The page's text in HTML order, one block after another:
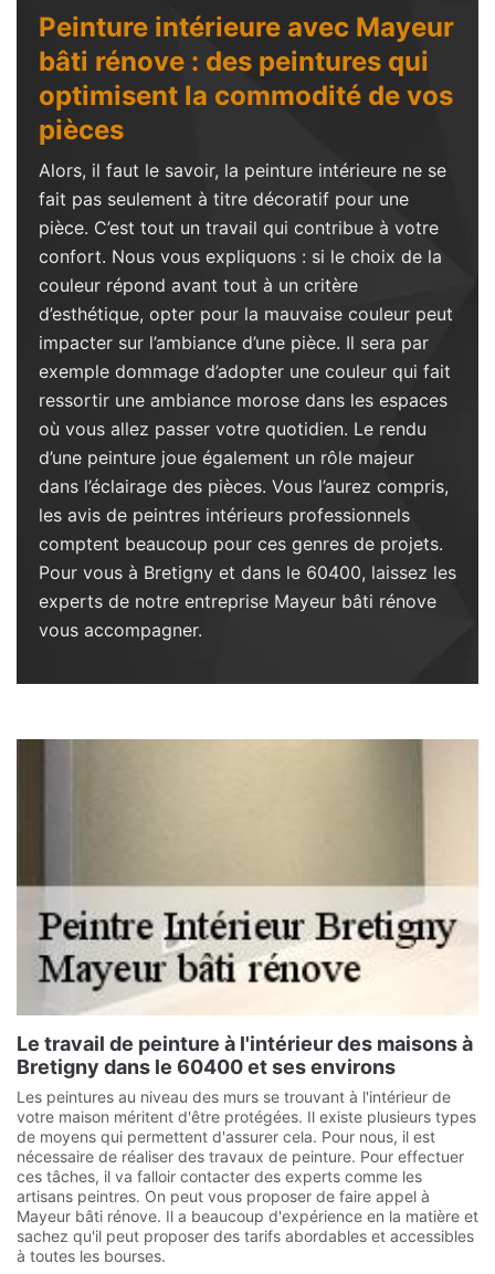
Peinture intérieure avec Mayeur
bâti rénove : des peintures qui
optimisent la commodité de vos
pièces
Alors, il faut le savoir, la peinture intérieure ne se
fait pas seulement à titre décoratif pour une
pièce. C’est tout un travail qui contribue à votre
confort. Nous vous expliquons : si le choix de la
couleur répond avant tout à un critère
d’esthétique, opter pour la mauvaise couleur peut
impacter sur l’ambiance d’une pièce. Il sera par
exemple dommage d’adopter une couleur qui fait
ressortir une ambiance morose dans les espaces
où vous allez passer votre quotidien. Le rendu
d’une peinture joue également un rôle majeur
dans l’éclairage des pièces. Vous l’aurez compris,
les avis de peintres intérieurs professionnels
comptent beaucoup pour ces genres de projets.
Pour vous à Bretigny et dans le 60400, laissez les
experts de notre entreprise Mayeur bâti rénove
vous accompagner.
Le travail de peinture à l'intérieur des maisons à
Bretigny dans le 60400 et ses environs
Les peintures au niveau des murs se trouvant à l'intérieur de
votre maison méritent d'être protégées. Il existe plusieurs types
de moyens qui permettent d'assurer cela. Pour nous, il est
nécessaire de réaliser des travaux de peinture. Pour effectuer
ces tâches, il va falloir contacter des experts comme les
artisans peintres. On peut vous proposer de faire appel à
Mayeur bâti rénove. Il a beaucoup d'expérience en la matière et
sachez qu'il peut proposer des tarifs abordables et accessibles
à toutes les bourses.